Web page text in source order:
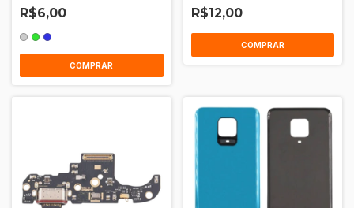
R$6,00
COMPRAR
R$12,00